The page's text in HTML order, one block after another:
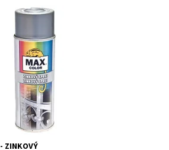
výborné na finální úpravy po
jakéhokoliv plotu na jednoduchou
a odřenin. Díky...
centrálním skladě
305
ZINKOVÝ